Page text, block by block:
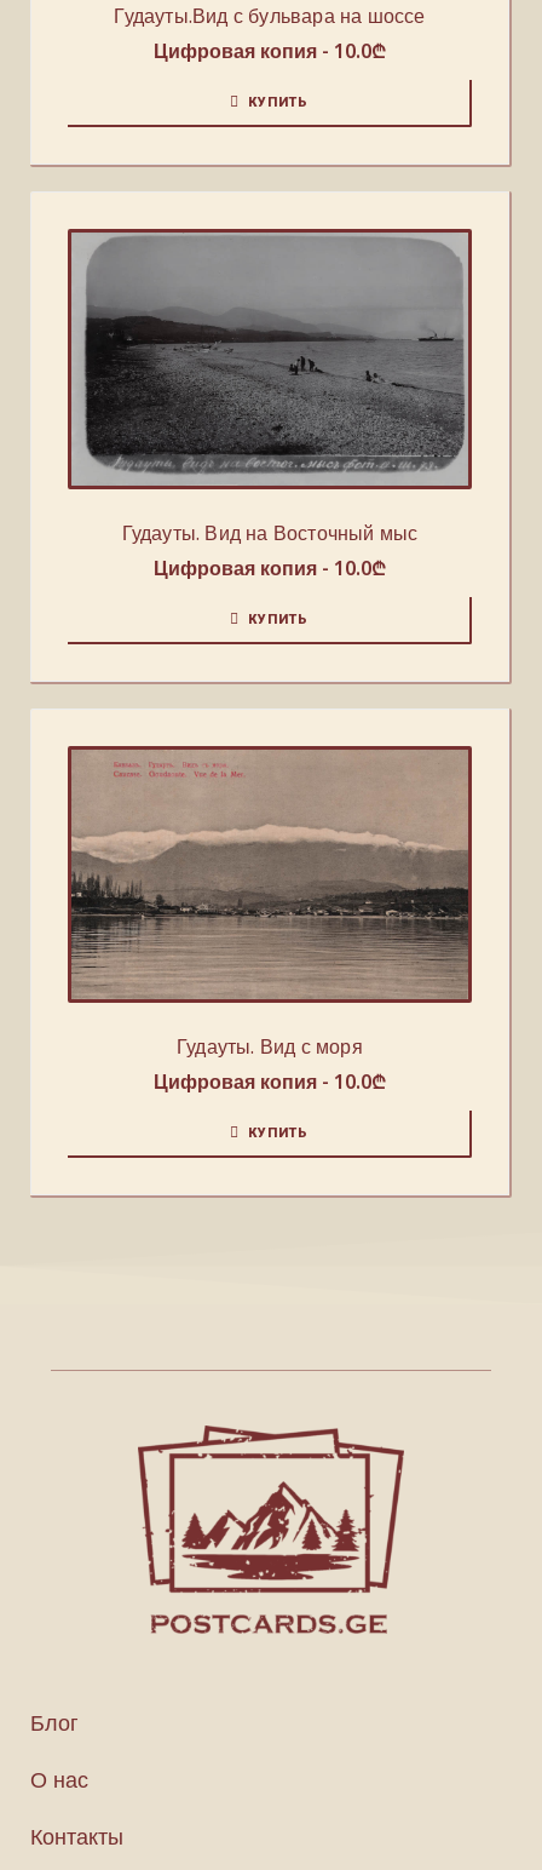
Гудауты.Вид с бульвара на шоссе
Цифровая копия - 10.0₾
КУПИТЬ
Гудауты. Вид на Восточный мыс
Цифровая копия - 10.0₾
КУПИТЬ
Гудауты. Вид с моря
Цифровая копия - 10.0₾
КУПИТЬ
Блог
О нас
Контакты